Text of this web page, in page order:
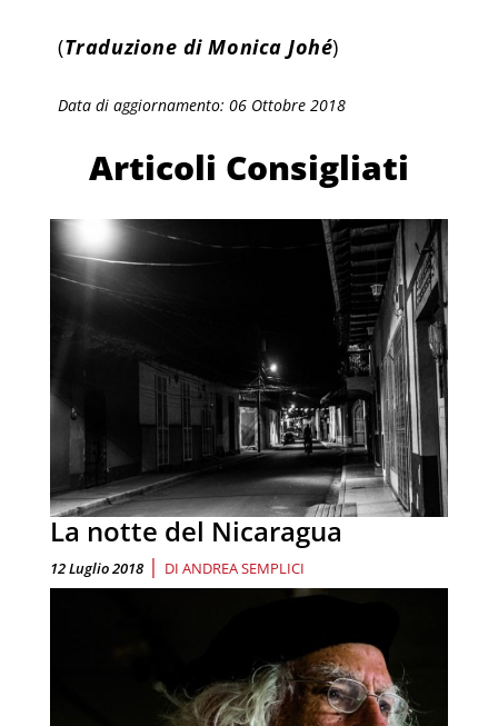
(Traduzione di Monica Johé)
Data di aggiornamento: 06 Ottobre 2018
Articoli Consigliati
La notte del Nicaragua
12 Luglio 2018 | DI ANDREA SEMPLICI